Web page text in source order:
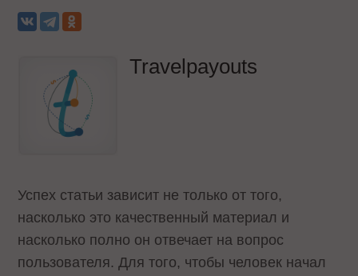
Travelpayouts
Успех статьи зависит не только от того,
насколько это качественный материал и
насколько полно он отвечает на вопрос
пользователя. Для того, чтобы человек начал